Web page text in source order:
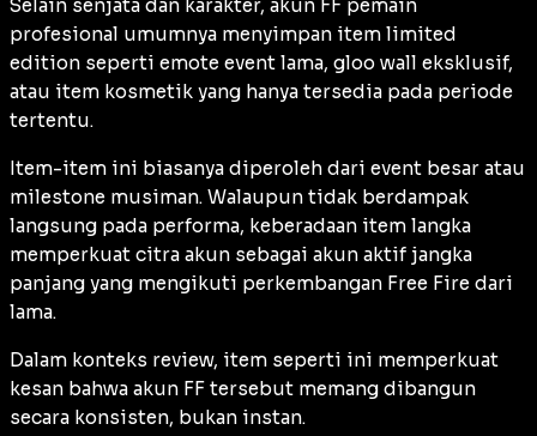
Selain senjata dan karakter, akun FF pemain
profesional umumnya menyimpan item limited
edition seperti emote event lama, gloo wall eksklusif,
atau item kosmetik yang hanya tersedia pada periode
tertentu.
Item-item ini biasanya diperoleh dari event besar atau
milestone musiman. Walaupun tidak berdampak
langsung pada performa, keberadaan item langka
memperkuat citra akun sebagai akun aktif jangka
panjang yang mengikuti perkembangan Free Fire dari
lama.
Dalam konteks review, item seperti ini memperkuat
kesan bahwa akun FF tersebut memang dibangun
secara konsisten, bukan instan.